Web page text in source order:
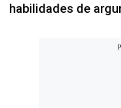
habilidades de